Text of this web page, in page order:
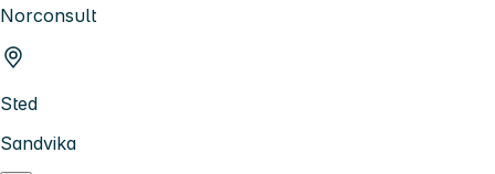
Norconsult
Sted
Sandvika